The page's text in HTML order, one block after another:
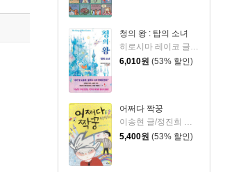
청의 왕 : 탑의 소녀
6,010원 (53% 할인)
어쩌다 짝꿍
5,400원 (53% 할인)